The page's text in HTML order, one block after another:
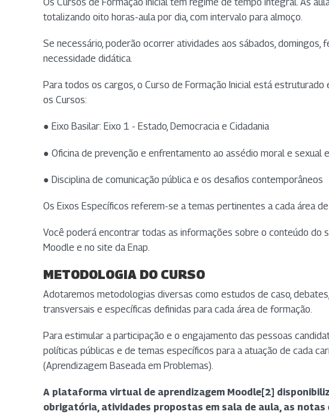
totalizando oito horas-aula por dia, com intervalo para almoço.
Se necessário, poderão ocorrer atividades aos sábados,
necessidade didática.
Para todos os cargos, o Curso de Formação Inicial está
os Cursos:
● Eixo Basilar: Eixo 1 - Estado, Democracia e Cidadania
● Oficina de prevenção e enfrentamento ao assédio moral e sexual
● Disciplina de comunicação pública e os desafios contemporâneos
Os Eixos Específicos referem-se a temas pertinentes a cada área
Você poderá encontrar todas as informações sobre o conteúdo do
Moodle e no site da Enap.
METODOLOGIA DO CURSO
Adotaremos metodologias diversas como estudos de caso,
transversais e específicas definidas para cada área de formação.
Para estimular a participação e o engajamento das pessoas
políticas públicas e de temas específicos para a atuação de cada
(Aprendizagem Baseada em Problemas).
A plataforma virtual de aprendizagem Moodle[2]
obrigatória, atividades propostas em sala de aula, as